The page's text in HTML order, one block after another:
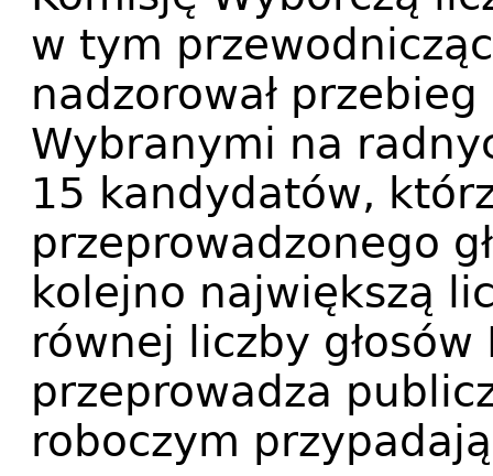
w tym
nadzorował
Wybranymi na
15 kandydatów,
przeprowadzonego
kolejno największą
równej liczby
przeprowadza
roboczym